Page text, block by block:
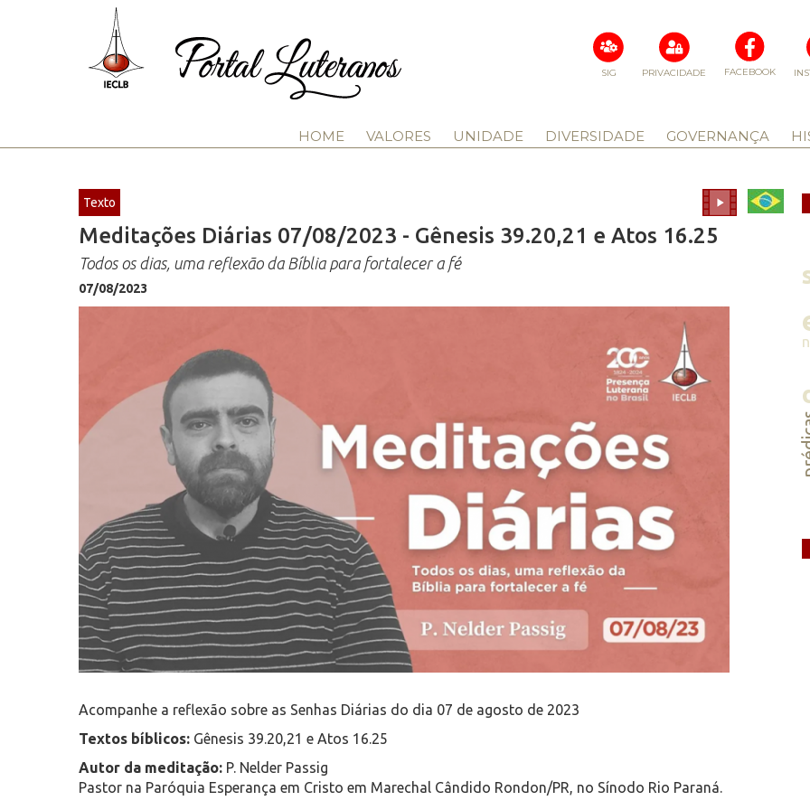
FACEBOOK
PRIVACIDADE
SIG
HOME VALORES UNIDADE DIVERSIDADE GOVERNANÇA
Texto
Meditações Diárias 07/08/2023 - Gênesis 39.20,21 e Atos 16.25
Todos os dias, uma reflexão da Bíblia para fortalecer a fé
07/08/2023
Acompanhe a reflexão sobre as Senhas Diárias do dia 07 de agosto de 2023
Textos bíblicos: Gênesis 39.20,21 e Atos 16.25
Autor da meditação: P. Nelder Passig
Pastor na Paróquia Esperança em Cristo em Marechal Cândido Rondon/PR, no Sínodo Rio Paraná.